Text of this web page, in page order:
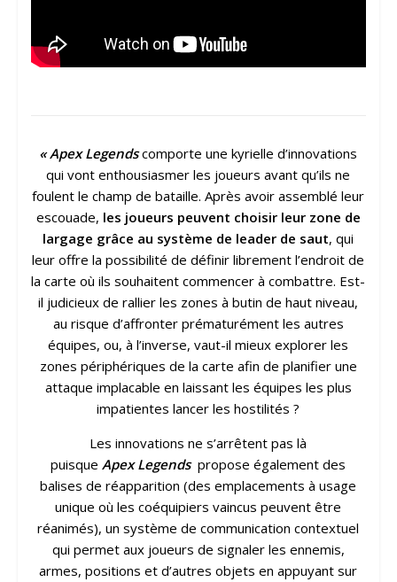
« Apex Legendscomporte une kyrielle d’innovations
qui vont enthousiasmer les joueurs avant qu’ils ne
foulent le champ de bataille. Après avoir assemblé leur
escouade, les joueurs peuvent choisir leur zone de
largage grâce au système de leader de saut, qui
leur offre la possibilité de définir librement l’endroit de
la carte où ils souhaitent commencer à combattre. Est-
il judicieux de rallier les zones à butin de haut niveau,
au risque d’affronter prématurément les autres
équipes, ou, à l’inverse, vaut-il mieux explorer les
zones périphériques de la carte afin de planifier une
attaque implacable en laissant les équipes les plus
impatientes lancer les hostilités ?
Les innovations ne s’arrêtent pas là
puisqueApex Legends propose également des
balises de réapparition (des emplacements à usage
unique où les coéquipiers vaincus peuvent être
réanimés), un système de communication contextuel
qui permet aux joueurs de signaler les ennemis,
armes, positions et d’autres objets en appuyant sur